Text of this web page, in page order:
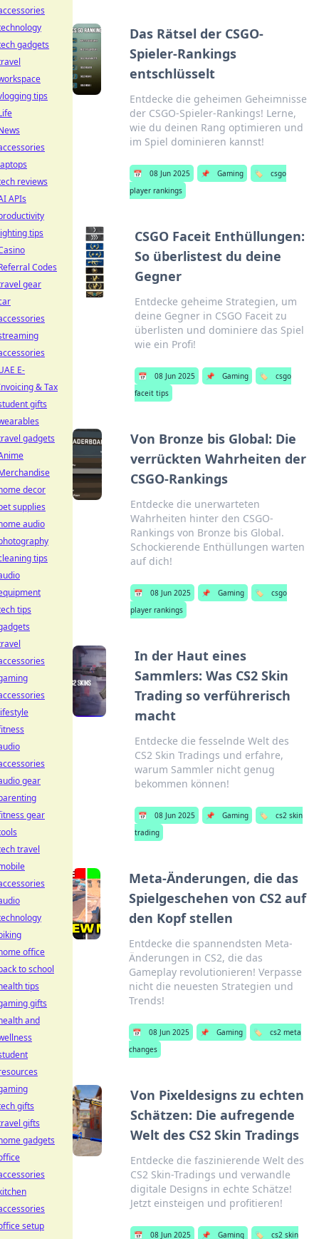
Das Rätsel der CSGO-
Spieler-Rankings
entschlüsselt
Entdecke die geheimen Geheimnisse
der CSGO-Spieler-Rankings! Lerne,
wie du deinen Rang optimieren und
im Spiel dominieren kannst!
📅 08 Jun 2025 📌 Gaming 🏷️
csgo
player rankings
CSGO Faceit Enthüllungen:
So überlistest du deine
Gegner
Entdecke geheime Strategien, um
deine Gegner in CSGO Faceit zu
überlisten und dominiere das Spiel
wie ein Profi!
📅 08 Jun 2025 📌 Gaming 🏷️
csgo
faceit tips
Von Bronze bis Global: Die
verrückten Wahrheiten der
CSGO-Rankings
Entdecke die unerwarteten
Wahrheiten hinter den CSGO-
Rankings von Bronze bis Global.
Schockierende Enthüllungen warten
auf dich!
📅 08 Jun 2025 📌 Gaming 🏷️
csgo
player rankings
In der Haut eines
Sammlers: Was CS2 Skin
Trading so verführerisch
macht
Entdecke die fesselnde Welt des
CS2 Skin Tradings und erfahre,
warum Sammler nicht genug
bekommen können!
📅 08 Jun 2025 📌 Gaming 🏷️
cs2 skin
trading
Meta-Änderungen, die das
Spielgeschehen von CS2 auf
den Kopf stellen
Entdecke die spannendsten Meta-
Änderungen in CS2, die das
Gameplay revolutionieren! Verpasse
nicht die neuesten Strategien und
Trends!
📅 08 Jun 2025 📌 Gaming 🏷️
cs2 meta
changes
Von Pixeldesigns zu echten
Schätzen: Die aufregende
Welt des CS2 Skin Tradings
Entdecke die faszinierende Welt des
CS2 Skin-Tradings und verwandle
digitale Designs in echte Schätze!
Jetzt einsteigen und profitieren!
📅 08 Jun 2025 📌 Gaming 🏷️ cs2 skin
gadgets
tips
reviews
APIs
tips
Codes
gear
E-
& Tax
gifts
gadgets
decor
supplies
audio
tips
tips
gear
gear
travel
office
to school
tips
gifts
and
gifts
gifts
gadgets
setup